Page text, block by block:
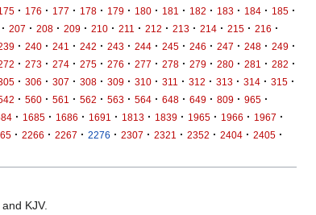
· 176 · 177 · 178 · 179 · 180 · 181 · 182 · 183 · 184 · 185 ·
· 207 · 208 · 209 · 210 · 211 · 212 · 213 · 214 · 215 · 216 ·
· 240 · 241 · 242 · 243 · 244 · 245 · 246 · 247 · 248 · 249 ·
· 273 · 274 · 275 · 276 · 277 · 278 · 279 · 280 · 281 · 282 ·
· 306 · 307 · 308 · 309 · 310 · 311 · 312 · 313 · 314 · 315 ·
· 560 · 561 · 562 · 563 · 564 · 648 · 649 · 809 · 965 ·
· 1685 · 1686 · 1691 · 1813 · 1839 · 1965 · 1966 · 1967 ·
· 2266 · 2267 · 2276 · 2307 · 2321 · 2352 · 2404 · 2405 ·
KJV.